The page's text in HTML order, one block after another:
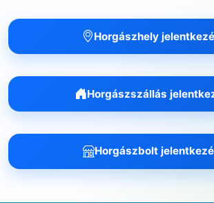
Horgászhely
Horgászszállás
Horgászbolt